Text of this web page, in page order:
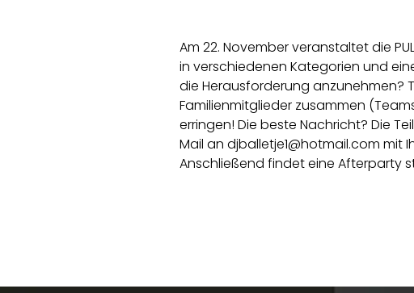
Am 22. November veranstaltet die
in verschiedenen Kategorien und
die Herausforderung anzunehmen?
Familienmitglieder zusammen
erringen! Die beste Nachricht? Die
Mail an djballetje1@hotmail.com mit
Anschließend findet eine Afterparty